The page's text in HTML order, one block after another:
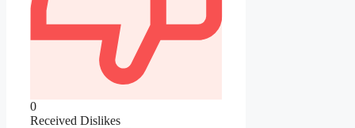
0
Received Dislikes